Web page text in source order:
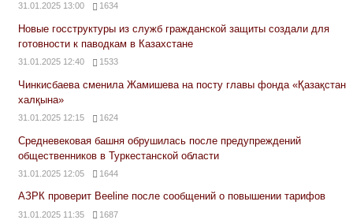
31.01.2025 13:00 1634
Новые госструктуры из служб гражданской защиты создали для
готовности к паводкам в Казахстане
31.01.2025 12:40 1533
Чинкисбаева сменила Жамишева на посту главы фонда «Қазақстан
халқына»
31.01.2025 12:15 1624
Средневековая башня обрушилась после предупреждений
общественников в Туркестанской области
31.01.2025 12:05 1644
АЗРК проверит Beeline после сообщений о повышении тарифов
31.01.2025 11:35 1687